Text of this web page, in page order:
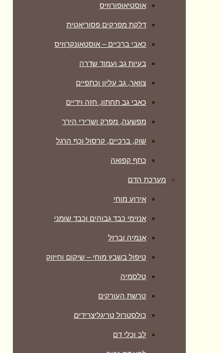
אוסטיאופורוזיס
דלקת מפרקים פסוריאטית
כאבי ברכיים – אוסטאונקרוזיס
בעיות גב ועמוד שדרה
צוואר, גב עליון וכתפיים
כאבי גב תחתון, חזה וידיים
מפשעה, מפרק ושרירי הירך
שוק, ברכיים, קרסול וכף הרגל
כתף קפואה
מערכת הדם
אירוע מוחי
אנזימי כבד גבוהים וכבד שומני
אנמיה וברזל
טיפול בשבץ מוחי – שיקום וחיזוק
טלסמיה
טרשת העורקים
כולסטרול טריגליצרידים
לב וכלי דם